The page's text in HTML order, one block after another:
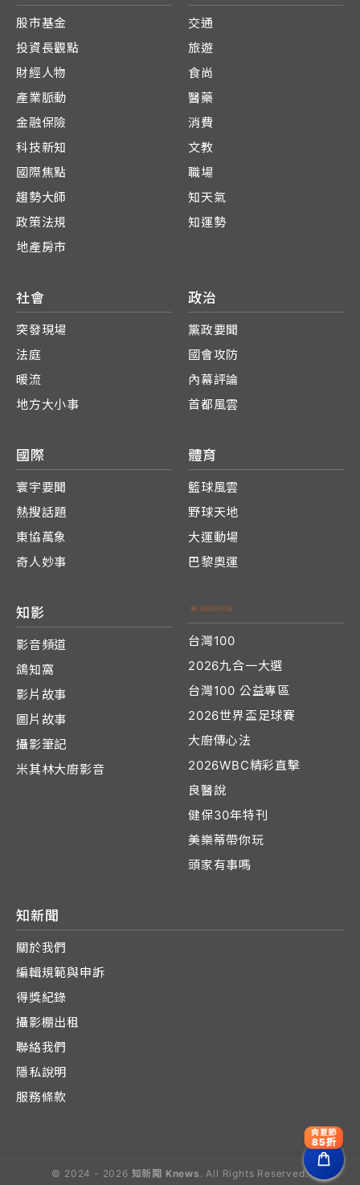
股市基金
投資長觀點
財經人物
產業脈動
金融保險
科技新知
國際焦點
趨勢大師
政策法規
地產房市
交通
旅遊
食尚
醫藥
消費
文教
職場
知天氣
知運勢
社會
突發現場
法庭
暖流
地方大小事
政治
黨政要聞
國會攻防
內幕評論
首都風雲
國際
寰宇要聞
熱搜話題
東協萬象
奇人妙事
體育
籃球風雲
野球天地
大運動場
巴黎奧運
知影
影音頻道
鴿知窩
影片故事
圖片故事
攝影筆記
米其林大廚影音
台灣100
2026九合一大選
台灣100 公益專區
2026世界盃足球賽
大廚傳心法
2026WBC精彩直擊
良醫說
健保30年特刊
美樂蒂帶你玩
頭家有事嗎
知新聞
關於我們
編輯規範與申訴
得獎紀錄
攝影棚出租
聯絡我們
隱私說明
服務條款
© 2024 - 2026 知新聞 Knews . All Rights Reserved.
爽夏節
85折